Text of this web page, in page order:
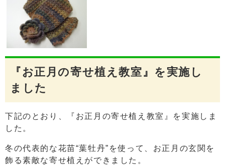
『お正月の寄せ植え教室』を実施し
ました
下記のとおり、『お正月の寄せ植え教室』を実施しま
した。
冬の代表的な花苗“葉牡丹”を使って、お正月の玄関を
飾る素敵な寄せ植えができました。